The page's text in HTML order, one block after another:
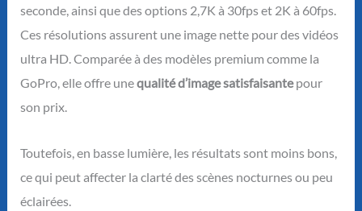
seconde, ainsi que des options 2,7K à 30fps et 2K à 60fps.
Ces résolutions assurent une image nette pour des vidéos
ultra HD. Comparée à des modèles premium comme la
GoPro, elle offre unequalité d’image satisfaisantepour
son prix.
Toutefois, en basse lumière, les résultats sont moins bons,
ce qui peut affecter la clarté des scènes nocturnes ou peu
éclairées.